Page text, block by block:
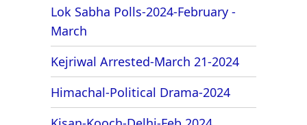
Lok Sabha Polls-2024-February -
March
Kejriwal Arrested-March 21-2024
Himachal-Political Drama-2024